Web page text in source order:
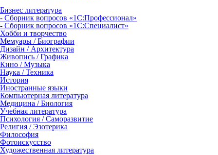
Бизнес литература
- Сборник вопросов «1С:Профессионал»
- Сборник вопросов «1С:Специалист»
Хобби и творчество
Мемуары / Биографии
Дизайн / Архитектура
Живопись / Графика
Кино / Музыка
Наука / Техника
История
Иностранные языки
Компьютерная литература
Медицина / Биология
Учебная литература
Психология / Саморазвитие
Религия / Эзотерика
Философия
Фотоискусство
Художественная литература